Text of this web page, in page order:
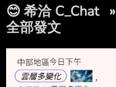
😊 希洽 C_Chat »
全部發文